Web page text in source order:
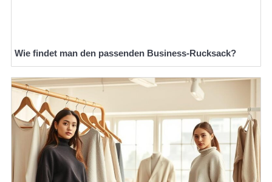
Wie findet man den passenden Business-Rucksack?